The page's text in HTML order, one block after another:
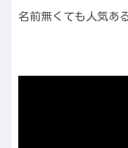
名前無くても人気あ